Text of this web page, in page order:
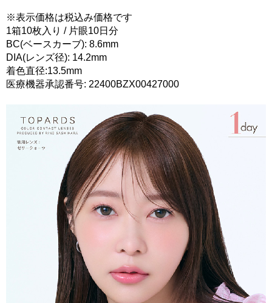
※表示価格は税込み価格です
1箱10枚入り / 片眼10日分
BC(ベースカーブ): 8.6mm
DIA(レンズ径): 14.2mm
着色直径:13.5mm
医療機器承認番号: 22400BZX00427000